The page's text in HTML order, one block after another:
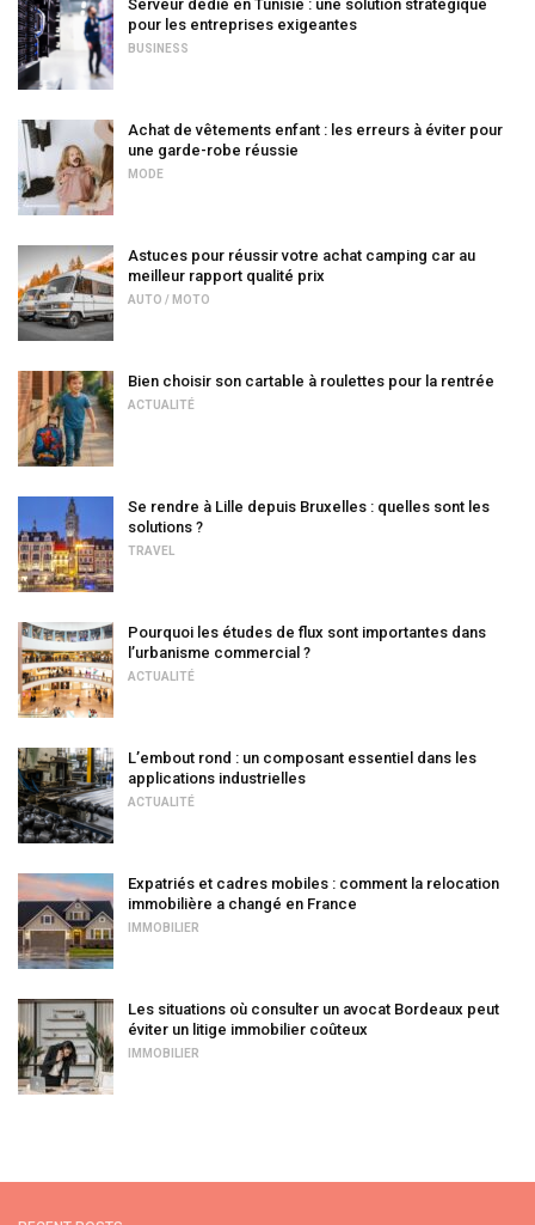
Serveur dédié en Tunisie : une solution stratégique
pour les entreprises exigeantes
BUSINESS
Achat de vêtements enfant : les erreurs à éviter pour
une garde-robe réussie
MODE
Astuces pour réussir votre achat camping car au
meilleur rapport qualité prix
AUTO / MOTO
Bien choisir son cartable à roulettes pour la rentrée
ACTUALITÉ
Se rendre à Lille depuis Bruxelles : quelles sont les
solutions ?
TRAVEL
Pourquoi les études de flux sont importantes dans
l’urbanisme commercial ?
ACTUALITÉ
L’embout rond : un composant essentiel dans les
applications industrielles
ACTUALITÉ
Expatriés et cadres mobiles : comment la relocation
immobilière a changé en France
IMMOBILIER
Les situations où consulter un avocat Bordeaux peut
éviter un litige immobilier coûteux
IMMOBILIER